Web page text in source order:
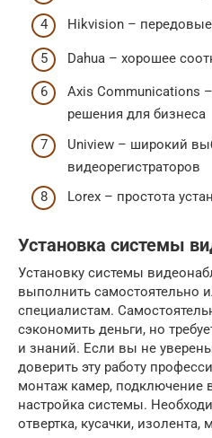
Hikvision –
Dahua – хорошее
Axis Communications
решения для бизнеса
Uniview – широкий
видеорегистраторов
Lorex – простота
Установка системы
Установку системы
выполнить самостоятельно
специалистам.
сэкономить деньги, но
и знаний. Если вы не
доверить эту работу
монтаж камер, подключение
настройка системы.
отвертка, кусачки, изолента,